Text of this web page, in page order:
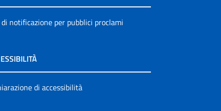
notificazione per pubblici proclami
di accessibilità